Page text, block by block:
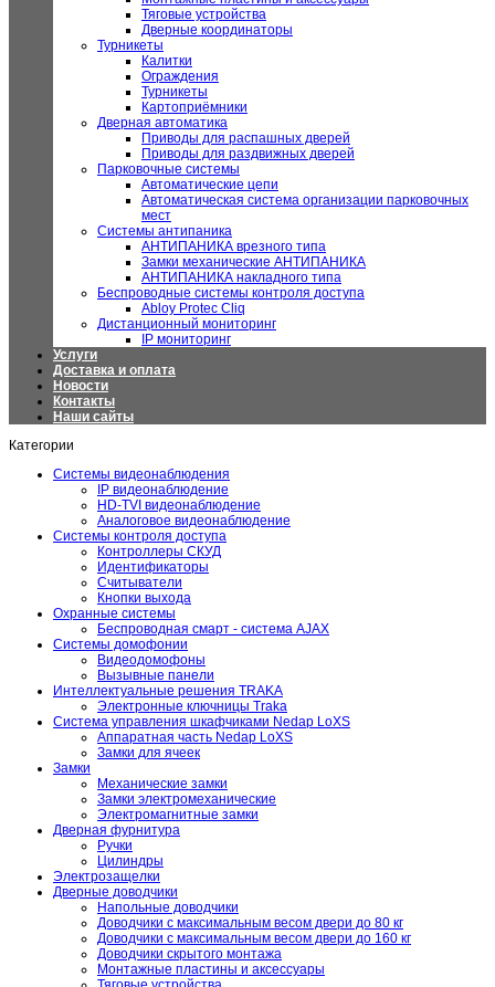
Тяговые устройства
Дверные координаторы
Турникеты
Калитки
Ограждения
Турникеты
Картоприёмники
Дверная автоматика
Приводы для распашных дверей
Приводы для раздвижных дверей
Парковочные системы
Автоматические цепи
Автоматическая система организации парковочных
мест
Системы антипаника
АНТИПАНИКА врезного типа
Замки механические АНТИПАНИКА
АНТИПАНИКА накладного типа
Беспроводные системы контроля доступа
Abloy Protec Cliq
Дистанционный мониторинг
IP мониторинг
Услуги
Доставка и оплата
Новости
Контакты
Наши сайты
Категории
Системы видеонаблюдения
IP видеонаблюдение
HD-TVI видеонаблюдение
Аналоговое видеонаблюдение
Системы контроля доступа
Контроллеры СКУД
Идентификаторы
Считыватели
Кнопки выхода
Охранные системы
Беспроводная смарт - система AJAX
Системы домофонии
Видеодомофоны
Вызывные панели
Интеллектуальные решения TRAKA
Электронные ключницы Traka
Система управления шкафчиками Nedap LoXS
Аппаратная часть Nedap LoXS
Замки для ячеек
Замки
Механические замки
Замки электромеханические
Электромагнитные замки
Дверная фурнитура
Ручки
Цилиндры
Электрозащелки
Дверные доводчики
Напольные доводчики
Доводчики с максимальным весом двери до 80 кг
Доводчики с максимальным весом двери до 160 кг
Доводчики скрытого монтажа
Монтажные пластины и аксессуары